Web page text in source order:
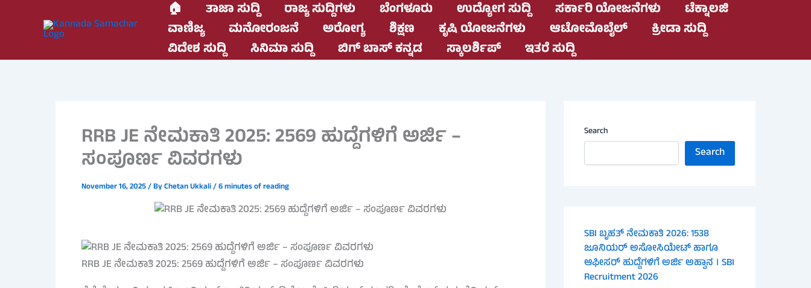
🏠 ತಾಜಾ ಸುದ್ದಿ ರಾಜ್ಯ ಸುದ್ದಿಗಳು ಬೆಂಗಳೂರು ಉದ್ಯೋಗ ಸುದ್ದಿ ಸರ್ಕಾರಿ ಯೋಜನೆಗಳು
ಟೆಕ್ನಾಲಜಿ
ವಾಣಿಜ್ಯ
ಮನೋರಂಜನೆ ಅರೋಗ್ಯ ಶಿಕ್ಷಣ ಕೃಷಿ ಯೋಜನೆಗಳು ಆಟೋಮೊಬೈಲ್
ಕ್ರೀಡಾ ಸುದ್ದಿ
ವಿದೇಶ ಸುದ್ದಿ
ಸಿನಿಮಾ ಸುದ್ದಿ ಬಿಗ್ ಬಾಸ್ ಕನ್ನಡ ಸ್ಕಾಲರ್ಶಿಪ್ ಇತರೆ ಸುದ್ದಿ
RRB JE ನೇಮಕಾತಿ 2025: 2569 ಹುದ್ದೆಗಳಿಗೆ ಅರ್ಜಿ –
ಸಂಪೂರ್ಣ ವಿವರಗಳು
November 16, 2025/ ByChetan Ukkali/6 minutes of reading
RRB JE ನೇಮಕಾತಿ 2025: 2569 ಹುದ್ದೆಗಳಿಗೆ ಅರ್ಜಿ – ಸಂಪೂರ್ಣ ವಿವರಗಳು
Search
Search
SBI ಬೃಹತ್ ನೇಮಕಾತಿ 2026: 1538
ಜೂನಿಯರ್ ಅಸೋಸಿಯೇಟ್ ಹಾಗೂ
ಆಫೀಸರ್ ಹುದ್ದೆಗಳಿಗೆ ಅರ್ಜಿ ಅಹ್ವಾನ । SBI
Recruitment 2026